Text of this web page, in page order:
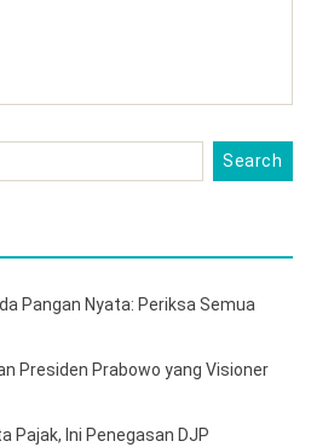
Pangan Nyata: Periksa Semua
Presiden Prabowo yang Visioner
Pajak, Ini Penegasan DJP